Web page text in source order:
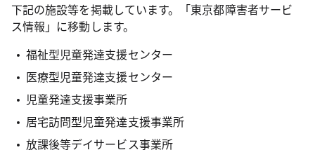
下記の施設等を掲載しています。「東京都障害者サービ
ス情報」に移動します。
福祉型児童発達支援センター
医療型児童発達支援センター
児童発達支援事業所
居宅訪問型児童発達支援事業所
放課後等デイサービス事業所